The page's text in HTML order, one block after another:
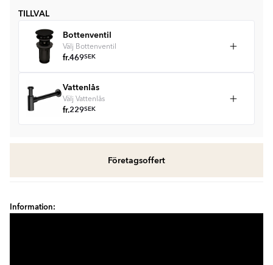
TILLVAL
Bottenventil
Välj Bottenventil
fr.469SEK
Vattenlås
Välj Vattenlås
fr.229SEK
Företagsoffert
Information: